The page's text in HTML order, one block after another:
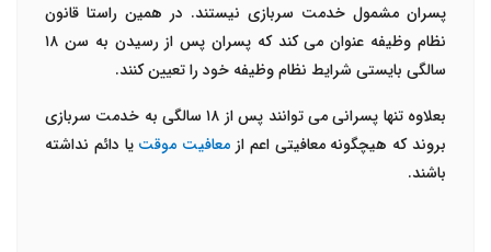
پسران مشمول خدمت سربازی نیستند. در همین راستا قانون
نظام وظیفه عنوان می کند که پسران پس از رسیدن به سن ۱۸
سالگی بایستی شرایط نظام وظیفه خود را تعیین کنند.
بعلاوه تنها پسرانی می توانند پس از ۱۸ سالگی به خدمت سربازی
بروند که هیچگونه معافیتی اعم از معافیت موقت یا دائم نداشته
باشند.